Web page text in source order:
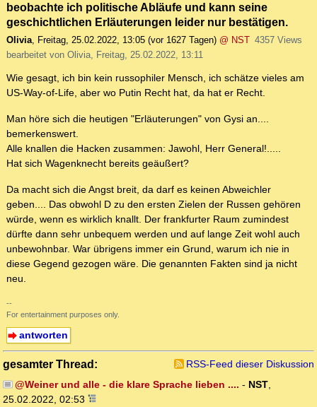
beobachte ich politische Abläufe und kann seine
geschichtlichen Erläuterungen leider nur bestätigen.
Olivia, Freitag, 25.02.2022, 13:05 (vor 1627 Tagen) @ NST 4357 Views
bearbeitet von Olivia, Freitag, 25.02.2022, 13:11
Wie gesagt, ich bin kein russophiler Mensch, ich schätze vieles am
US-Way-of-Life, aber wo Putin Recht hat, da hat er Recht.
Man höre sich die heutigen "Erläuterungen" von Gysi an....
bemerkenswert.
Alle knallen die Hacken zusammen: Jawohl, Herr General!.....
Hat sich Wagenknecht bereits geäußert?
Da macht sich die Angst breit, da darf es keinen Abweichler
geben.... Das obwohl D zu den ersten Zielen der Russen gehören
würde, wenn es wirklich knallt. Der frankfurter Raum zumindest
dürfte dann sehr unbequem werden und auf lange Zeit wohl auch
unbewohnbar. War übrigens immer ein Grund, warum ich nie in
diese Gegend gezogen wäre. Die genannten Fakten sind ja nicht
neu.
--
For entertainment purposes only.
antworten
gesamter Thread:
RSS-Feed dieser Diskussion
@Weiner und alle - die klare Sprache lieben .... - NST,
25.02.2022, 02:53